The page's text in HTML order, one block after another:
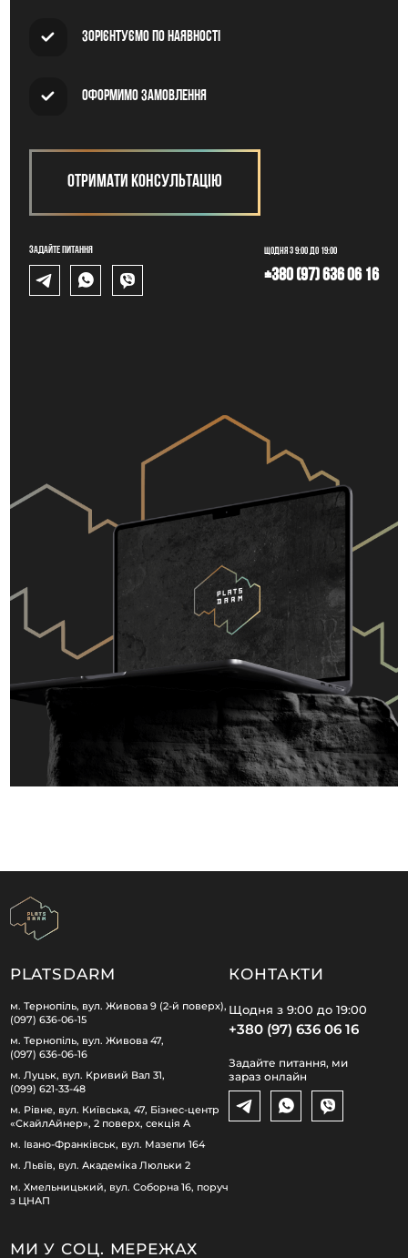
Зорієнтуємо по наявності
Оформимо замовлення
Отримати консультацію
Задайте питання Щодня з 9:00 до 19:00
+380 (97) 636 06 16
PLATSDARM
м. Тернопіль, вул. Живова 9 (2-й поверх),
(097) 636-06-15
м. Тернопіль, вул. Живова 47,
(097) 636-06-16
м. Луцьк, вул. Кривий Вал 31,
(099) 621-33-48
м. Рівне, вул. Київська, 47, Бізнес-центр
«СкайлАйнер», 2 поверх, секція А
м. Івано-Франківськ, вул. Мазепи 164
м. Львів, вул. Академіка Люльки 2
м. Хмельницький, вул. Соборна 16, поруч
з ЦНАП
КОНТАКТИ
Щодня з 9:00 до 19:00
+380 (97) 636 06 16
Задайте питання, ми
зараз онлайн
МИ У СОЦ. МЕРЕЖАХ